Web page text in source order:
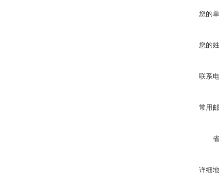
您的
您的
联系
常用
详细